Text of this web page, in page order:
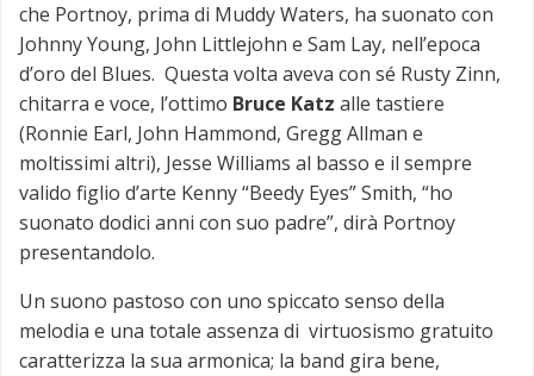
che Portnoy, prima di Muddy Waters, ha suonato con
Johnny Young, John Littlejohn e Sam Lay, nell’epoca
d’oro del Blues. Questa volta aveva con sé Rusty Zinn,
chitarra e voce, l’ottimo Bruce Katz alle tastiere
(Ronnie Earl, John Hammond, Gregg Allman e
moltissimi altri), Jesse Williams al basso e il sempre
valido figlio d’arte Kenny “Beedy Eyes” Smith, “ho
suonato dodici anni con suo padre”, dirà Portnoy
presentandolo.
Un suono pastoso con uno spiccato senso della
melodia e una totale assenza di virtuosismo gratuito
caratterizza la sua armonica; la band gira bene,